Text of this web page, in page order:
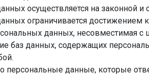
осуществляется на законной и
ограничивается
данных, несовместимая
баз данных, содержащих
персональные данные, которые